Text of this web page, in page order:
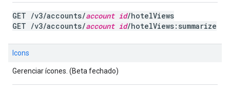
GET /v3/accounts/account id/hotelViews
GET /v3/accounts/account id/hotelViews:summarize
Icons
Gerenciar ícones. (Beta fechado)